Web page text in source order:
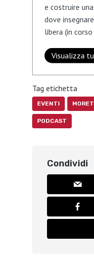
e costruire
dove
libera (in
Visualizza
Tag etichetta
EVENTI
PODCAST
Condividi